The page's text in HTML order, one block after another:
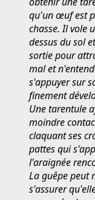
qu'un œuf est
chasse. Il vole
dessus du sol
sortie pour
mal et
s'appuyer sur
finement
Une tarentule
moindre
claquant ses
pattes qui
l'araignée
La guêpe peut
s'assurer